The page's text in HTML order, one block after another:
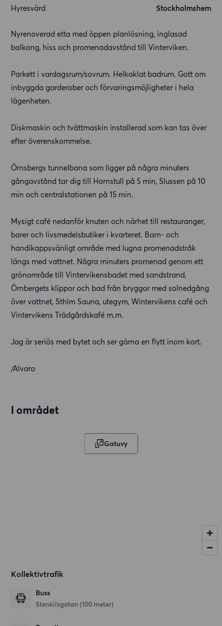
Hyresvärd
Stockholmshem
Nyrenoverad etta med öppen planlösning, inglasad
balkong, hiss och promenadavstånd till Vinterviken.
Parkett i vardagsrum/sovrum. Helkaklat badrum. Gott om
inbyggda garderober och förvaringsmöjligheter i hela
lägenheten.
Diskmaskin och tvättmaskin installerad som kan tas över
efter överenskommelse.
Örnsbergs tunnelbana som ligger på några minuters
gångavstånd tar dig till Hornstull på 5 min, Slussen på 10
min och centralstationen på 15 min.
Mysigt café nedanför knuten och närhet till restauranger,
barer och livsmedelsbutiker i kvarteret. Barn- och
handikappsvänligt område med lugna promenadstråk
längs med vattnet. Några minuters promenad genom ett
grönområde till Vintervikensbadet med sandstrand,
Örnbergets klippor och bad från bryggor med solnedgång
över vattnet, Sthlm Sauna, utegym, Wintervikens café och
Vintervikens Trädgårdskafé m.m.
Jag är seriös med bytet och ser gärna en flytt inom kort.
/Alvaro
I området
Gatuvy
Kollektivtrafik
Buss
Stenkilsgatan (100 meter)